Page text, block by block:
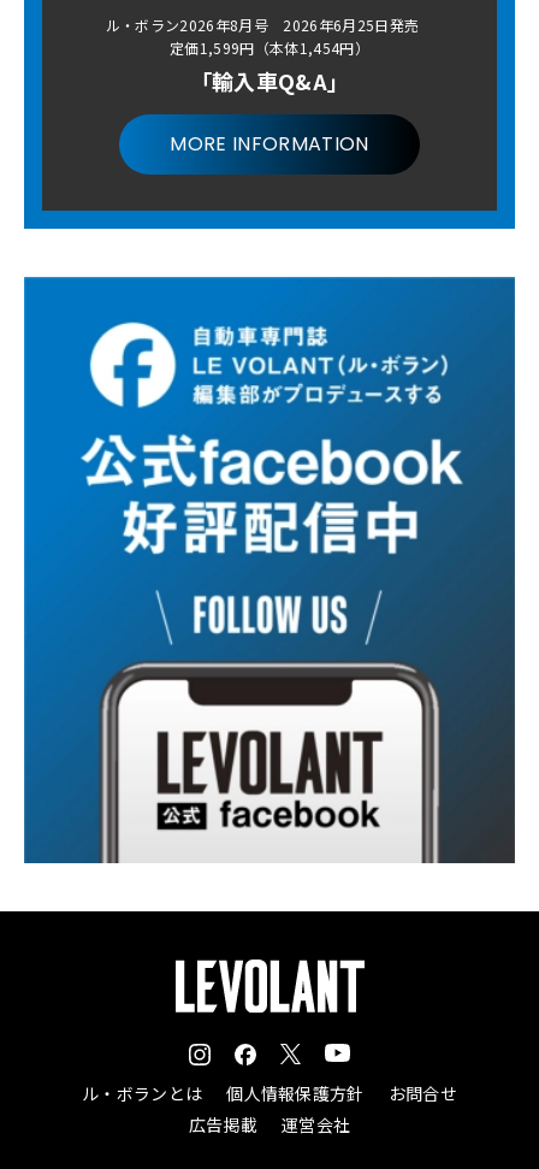
ル・ボラン2026年8月号 2026年6月25日発売
定価1,599円（本体1,454円）
「輸入車Q&A」
MORE INFORMATION
ル・ボランとは 個人情報保護方針
お問合せ
広告掲載
運営会社